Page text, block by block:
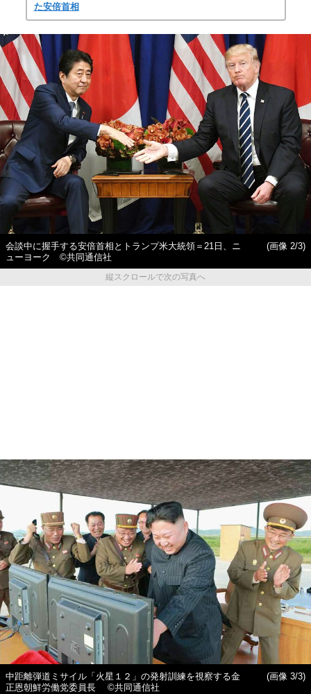
た安倍首相
会談中に握手する安倍首相とトランプ米大統領＝21日、ニ
ューヨーク ©共同通信社
(画像 2/3)
縦スクロールで次の写真へ
中距離弾道ミサイル「火星１２」の発射訓練を視察する金
正恩朝鮮労働党委員長 ©共同通信社
(画像 3/3)